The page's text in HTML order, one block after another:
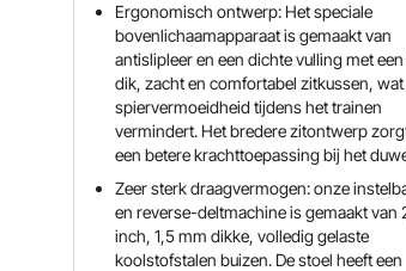
Ergonomisch ontwerp: Het speciale
bovenlichaamapparaat is gemaakt van
antislipleer en een dichte vulling met
dik, zacht en comfortabel zitkussen, wat
spiervermoeidheid tijdens het trainen
vermindert. Het bredere zitontwerp
een betere krachttoepassing bij het
Zeer sterk draagvermogen: onze
en reverse-deltmachine is gemaakt van
inch, 1,5 mm dikke, volledig gelaste
koolstofstalen buizen. De stoel heeft een